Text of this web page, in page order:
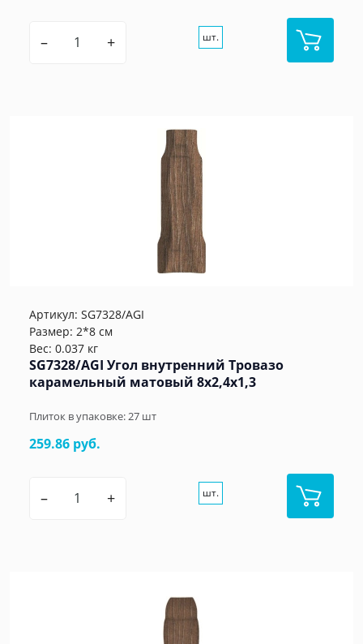
– + шт.
Артикул: SG7328/AGI
Размер: 2*8 см
Вес: 0.037 кг
SG7328/AGI Угол внутренний Тровазо
карамельный матовый 8x2,4x1,3
Плиток в упаковке:27 шт
259.86 руб.
– + шт.